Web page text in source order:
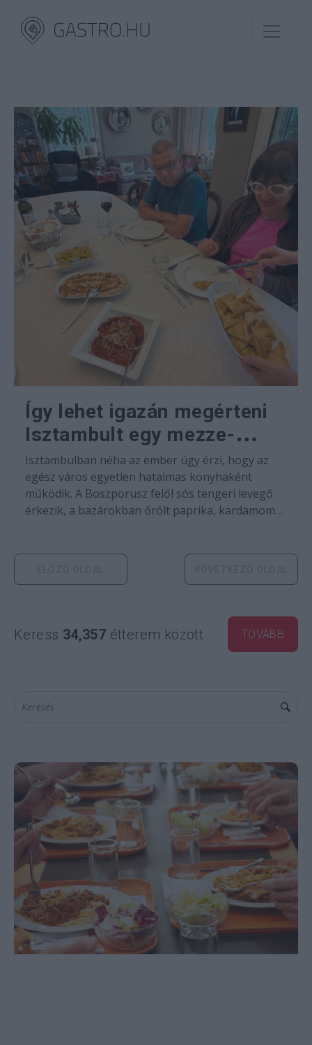
Így lehet igazán megérteni
Isztambult egy mezze-
asztal mellett
Isztambulban néha az ember úgy érzi, hogy az
egész város egyetlen hatalmas konyhaként
működik. A Boszporusz felől sós tengeri levegő
érkezik, a bazárokban őrölt paprika, kardamom
kompok kürtjeit. A…
Keress 34,357 étterem között TOVÁBB